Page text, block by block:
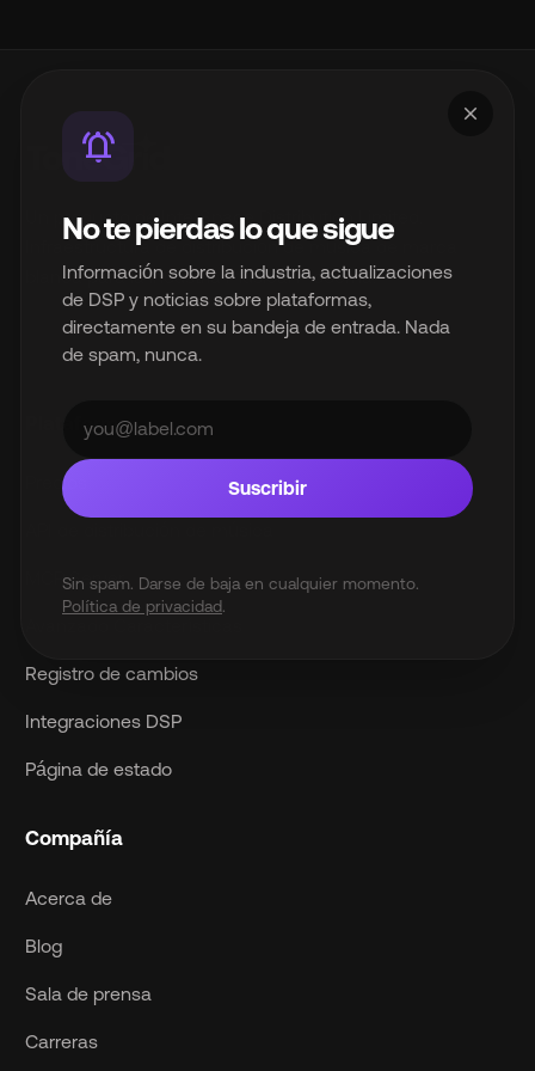
close
notifications_active
No te pierdas lo que sigue
Información sobre la industria, actualizaciones
de DSP y noticias sobre plataformas,
directamente en su bandeja de entrada. Nada
de spam, nunca.
Suscribir
Sin spam. Darse de baja en cualquier momento.
Política de privacidad.
Un producto de InterSpace Distribution Limited.
Infraestructura de distribución de música de marca
blanca para la industria musical moderna.
© 2026 InterSpace Distribution Limited. Todos los derechos
reservados.
Plataforma
Precios
MCP Server
Registro de cambios
Integraciones DSP
Página de estado
Compañía
Acerca de
Blog
Sala de prensa
Carreras